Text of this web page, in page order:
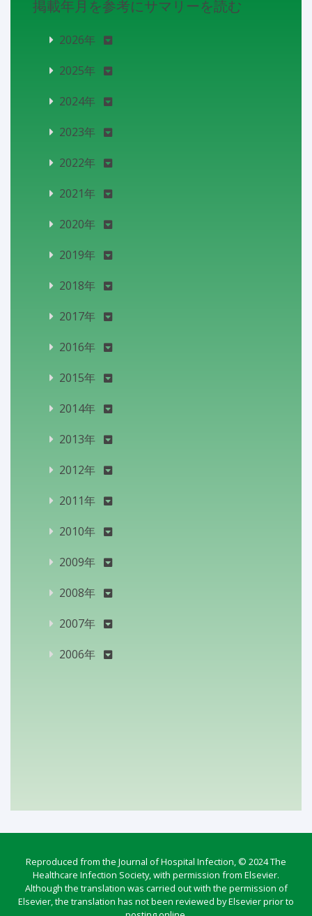
掲載年月を参考にサマリーを読む
2026年
2025年
2024年
2023年
2022年
2021年
2020年
2019年
2018年
2017年
2016年
2015年
2014年
2013年
2012年
2011年
2010年
2009年
2008年
2007年
2006年
Reproduced from the Journal of Hospital Infection, © 2024 The
Healthcare Infection Society, with permission from Elsevier.
Although the translation was carried out with the permission of
Elsevier, the translation has not been reviewed by Elsevier prior to